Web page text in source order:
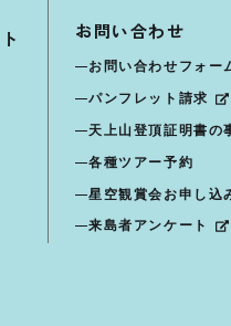
お問い合わせ
お問い合わせフォー
パンフレット請求
天上山登頂証明書の
各種ツアー予約
星空観賞会お申し込
来島者アンケート